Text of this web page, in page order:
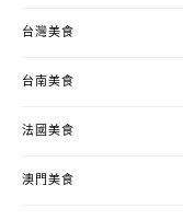
台灣美食
台南美食
法國美食
澳門美食